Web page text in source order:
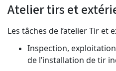
Atelier tirs et
Les tâches de l’atelier Tir et
Inspection,
de l’installation de tir